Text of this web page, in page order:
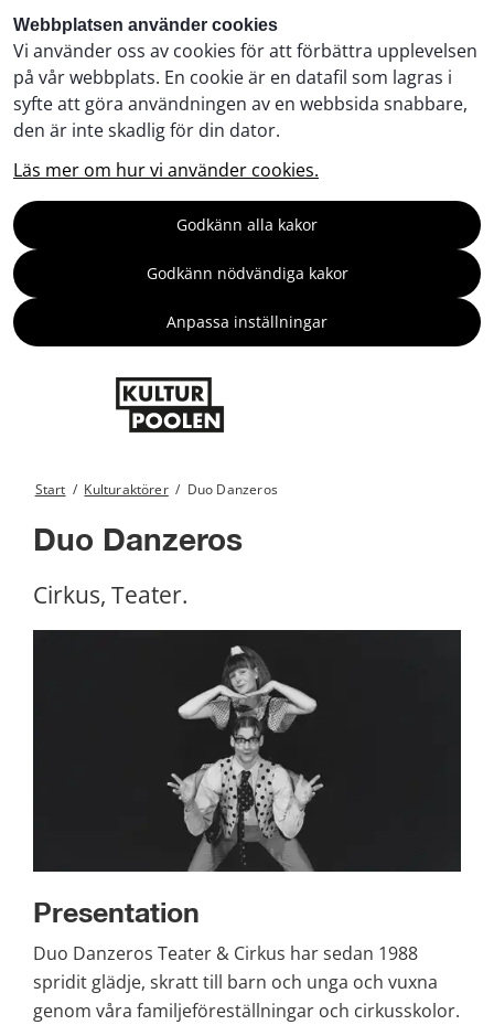
Webbplatsen använder cookies
Vi använder oss av cookies för att förbättra upplevelsen
på vår webbplats. En cookie är en datafil som lagras i
syfte att göra användningen av en webbsida snabbare,
den är inte skadlig för din dator.
Läs mer om hur vi använder cookies.
Godkänn alla kakor
Godkänn nödvändiga kakor
Anpassa inställningar
Start / Kulturaktörer / Duo Danzeros
Duo Danzeros
Cirkus, Teater.
Presentation
Duo Danzeros Teater & Cirkus har sedan 1988
spridit glädje, skratt till barn och unga och vuxna
genom våra familjeföreställningar och cirkusskolor.